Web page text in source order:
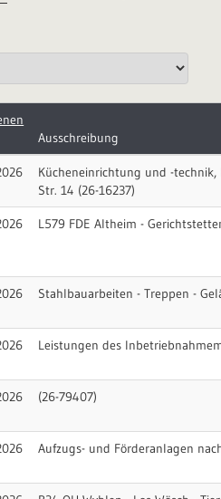
Ausschreibung
Kücheneinrichtung und -technik,
Str. 14 (26-16237)
L579 FDE Altheim -
Stahlbauarbeiten - Treppen -
Leistungen des
(26-79407)
Aufzugs- und Förderanlagen